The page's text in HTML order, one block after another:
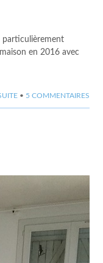
particulièrement
en 2016 avec
• 5 COMMENTAIRES